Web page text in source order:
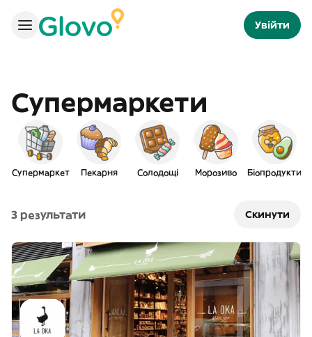
Увійти
Супермаркети
Супермаркет Пекарня Солодощі Морозиво Біопродукти
3 результати Скинути